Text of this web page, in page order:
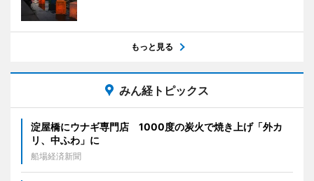
もっと見る
みん経トピックス
淀屋橋にウナギ専門店 1000度の炭火で焼き上げ「外カ
リ、中ふわ」に
船場経済新聞